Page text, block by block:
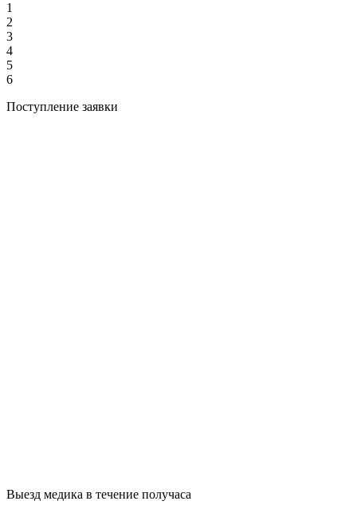
1
2
3
4
5
6
Поступление заявки
Выезд медика в течение получаса